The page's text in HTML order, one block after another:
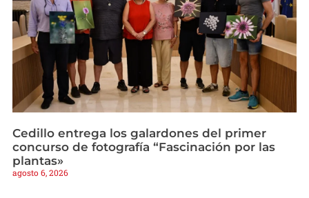
Cedillo entrega los galardones del primer
concurso de fotografía “Fascinación por las
plantas»
agosto 6, 2026